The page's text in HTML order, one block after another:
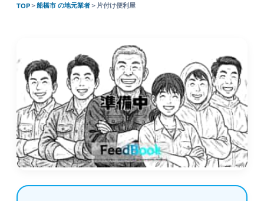
TOP＞船橋市 の地元業者＞ 片付け便利屋